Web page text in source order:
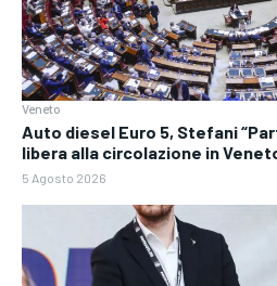
Veneto
Auto diesel Euro 5, Stefani
libera alla circolazione in
5 Agosto 2026